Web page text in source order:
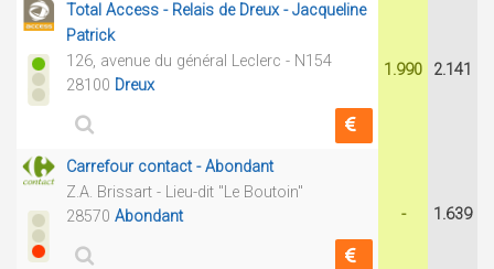
Total Access - Relais de Dreux - Jacqueline
Patrick
126, avenue du général Leclerc - N154
28100 Dreux
1.990 2.141
Carrefour contact - Abondant
Z.A. Brissart - Lieu-dit "Le Boutoin"
28570 Abondant - 1.639